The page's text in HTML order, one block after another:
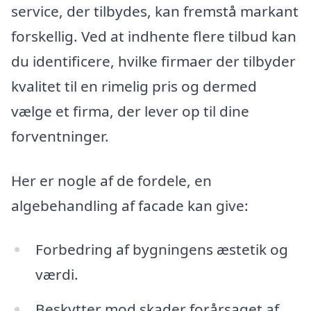
service, der tilbydes, kan fremstå markant
forskellig. Ved at indhente flere tilbud kan
du identificere, hvilke firmaer der tilbyder
kvalitet til en rimelig pris og dermed
vælge et firma, der lever op til dine
forventninger.
Her er nogle af de fordele, en
algebehandling af facade kan give:
Forbedring af bygningens æstetik og
værdi.